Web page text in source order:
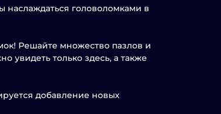
наслаждаться головоломками в
Решайте множество пазлов и
только здесь, а также
добавление новых